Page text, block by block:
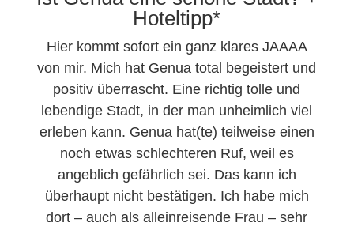
Hoteltipp*
Hier kommt sofort ein ganz klares JAAAA
von mir. Mich hat Genua total begeistert und
positiv überrascht. Eine richtig tolle und
lebendige Stadt, in der man unheimlich viel
erleben kann. Genua hat(te) teilweise einen
noch etwas schlechteren Ruf, weil es
angeblich gefährlich sei. Das kann ich
überhaupt nicht bestätigen. Ich habe mich
dort – auch als alleinreisende Frau – sehr